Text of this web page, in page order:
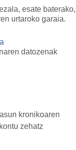
esate baterako,
urtaroko garaia.
datozenak
kronikoaren
zehatz